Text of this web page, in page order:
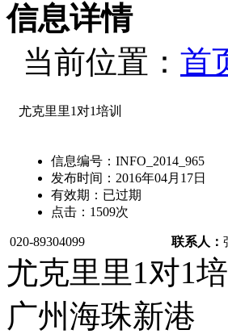
信息详情
当前位置： 首
尤克里里1对1培训
信息编号： INFO_2014_965
发布时间： 2016年04月17日
有效期： 已过期
点击： 1509次
020-89304099 联系人：
尤克里里1对1培
广州海珠新港